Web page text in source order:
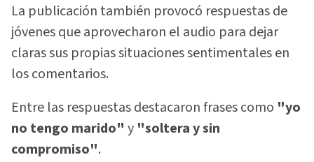
La publicación también provocó respuestas de
jóvenes que aprovecharon el audio para dejar
claras sus propias situaciones sentimentales en
los comentarios.
Entre las respuestas destacaron frases como "yo
no tengo marido" y "soltera y sin
compromiso".